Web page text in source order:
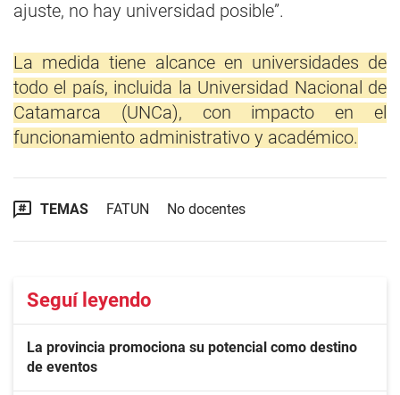
ajuste, no hay universidad posible”.
La medida tiene alcance en universidades de
todo el país, incluida la Universidad Nacional de
Catamarca (UNCa), con impacto en el
funcionamiento administrativo y académico.
TEMAS FATUN No docentes
Seguí leyendo
La provincia promociona su potencial como destino
de eventos